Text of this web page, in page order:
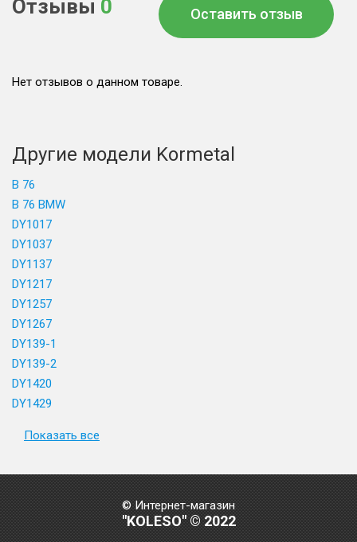
Отзывы 0 Оставить отзыв
Нет отзывов о данном товаре.
Другие модели Kormetal
B 76
B 76 BMW
DY1017
DY1037
DY1137
DY1217
DY1257
DY1267
DY139-1
DY139-2
DY1420
DY1429
Показать все
© Интернет-магазин
"KOLESO" © 2022